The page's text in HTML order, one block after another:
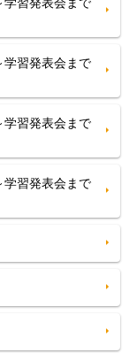
習発表会まで
習発表会まで
習発表会まで